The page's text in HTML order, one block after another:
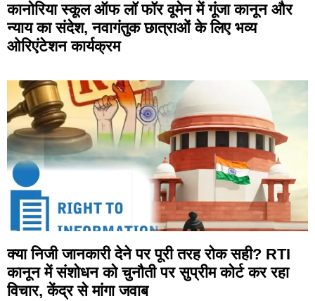
कानोरिया स्कूल ऑफ लॉ फॉर वूमेन में गूंजा कानून और
न्याय का संदेश, नवागंतुक छात्राओं के लिए भव्य
ओरिएंटेशन कार्यक्रम
क्या निजी जानकारी देने पर पूरी तरह रोक सही? RTI
कानून में संशोधन को चुनौती पर सुप्रीम कोर्ट कर रहा
विचार, केंद्र से मांगा जवाब